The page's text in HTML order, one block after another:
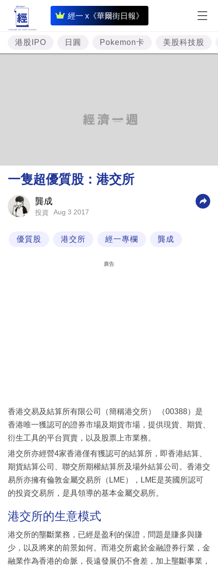
經一 x《華爾街日報》
即
時
財
經
理
財
業
技
閱
專
區
港股IPO 日圓 Pokemon卡 美股科技股
一隻超優質股：港交所
龔成
投資 Aug 3 2017
優質股 港交所 經一專欄 龔成
廣告
香港交易及結算所有限公司（簡稱港交所） （00388）是
香港唯一獲認可的證券市場及期貨市場，提供現貨、期貨、
衍生工具的平台買賣，以及股票上市業務。
港交所亦經營4家香港僅有獲認可的結算所，即香港結算、
期貨結算公司、聯交所期權結算所及場外結算公司。香港交
易所亦擁有倫敦金屬交易所（LME），LME是英國所認可
的投資交易所，是具領導的基本金屬交易所。
港交所的生意模式
港交所的壟斷業務，已經是盈利的保證，問題是賺多與賺
少，以及將來的前景如何。而港交所處於金融證券行業，金
融業作為香港的命脈，長遠發展仍不會差，加上壟斷事業，